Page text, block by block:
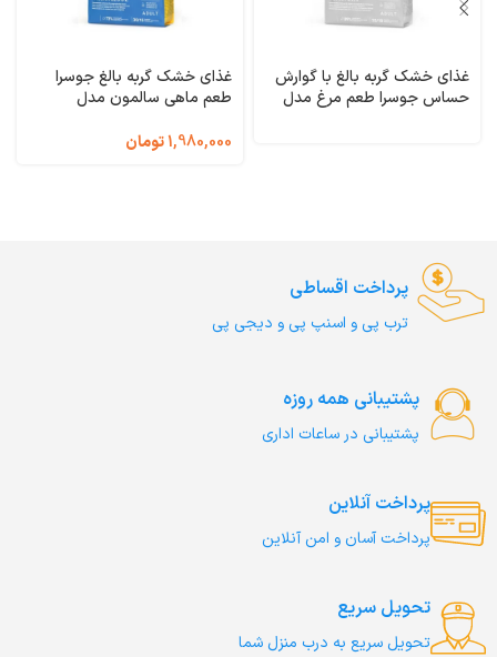
غذای خشک گربه بالغ با گوارش
حساس جوسرا طعم مرغ مدل
غذای خشک گربه بالغ جوسرا
طعم ماهی سالمون مدل
Marinesse Josera
1,980,000تومان
پرداخت اقساطی
ترب‌ پی و اسنپ پی و دیجی پی
پشتیبانی همه روزه
پشتیبانی در ساعات اداری
پرداخت آنلاین
پرداخت آسان و امن آنلاین
تحویل سریع
تحویل سریع به درب منزل شما